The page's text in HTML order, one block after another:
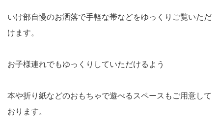
いけ部自慢のお洒落で手軽な帯などをゆっくりご覧いただ
けます。
お子様連れでもゆっくりしていただけるよう
本や折り紙などのおもちゃで遊べるスペースもご用意して
おります。